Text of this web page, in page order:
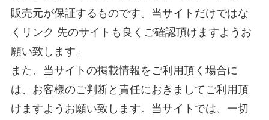
販売元が保証するものです。当サイトだけではな
くリンク 先のサイトも良くご確認頂けますようお
願い致します。
また、当サイトの掲載情報をご利用頂く場合に
は、お客様のご判断と責任におきましてご利用頂
けますようお願い致します。当サイトでは、一切